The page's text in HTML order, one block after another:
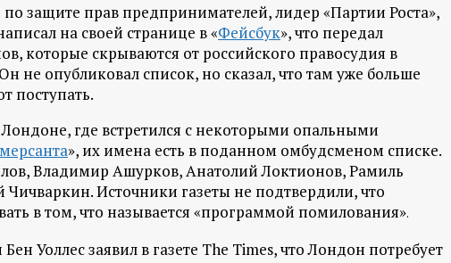
защите прав предпринимателей, лидер «Партии Роста»,
на своей странице в «Фейсбук», что передал
которые скрываются от российского правосудия в
не опубликовал список, но сказал, что там уже больше
поступать.
где встретился с некоторыми опальными
», их имена есть в поданном омбудсменом списке.
Владимир Ашурков, Анатолий Локтионов, Рамиль
Источники газеты не подтвердили, что
в том, что называется «программой помилования».
Уоллес заявил в газете The Times, что Лондон потребует